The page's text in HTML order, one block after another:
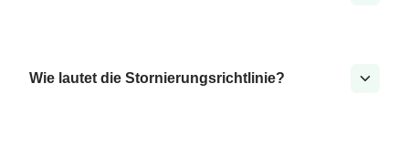
Wie lautet die Stornierungsrichtlinie?